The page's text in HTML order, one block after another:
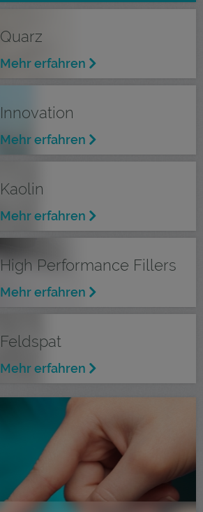
Quarz
Mehr erfahren
Innovation
Mehr erfahren
Kaolin
Mehr erfahren
High Performance Fillers
Mehr erfahren
Feldspat
Mehr erfahren